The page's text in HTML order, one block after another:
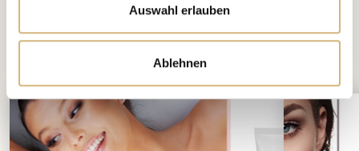
Auswahl erlauben
Ablehnen
Das könnte Dich auch